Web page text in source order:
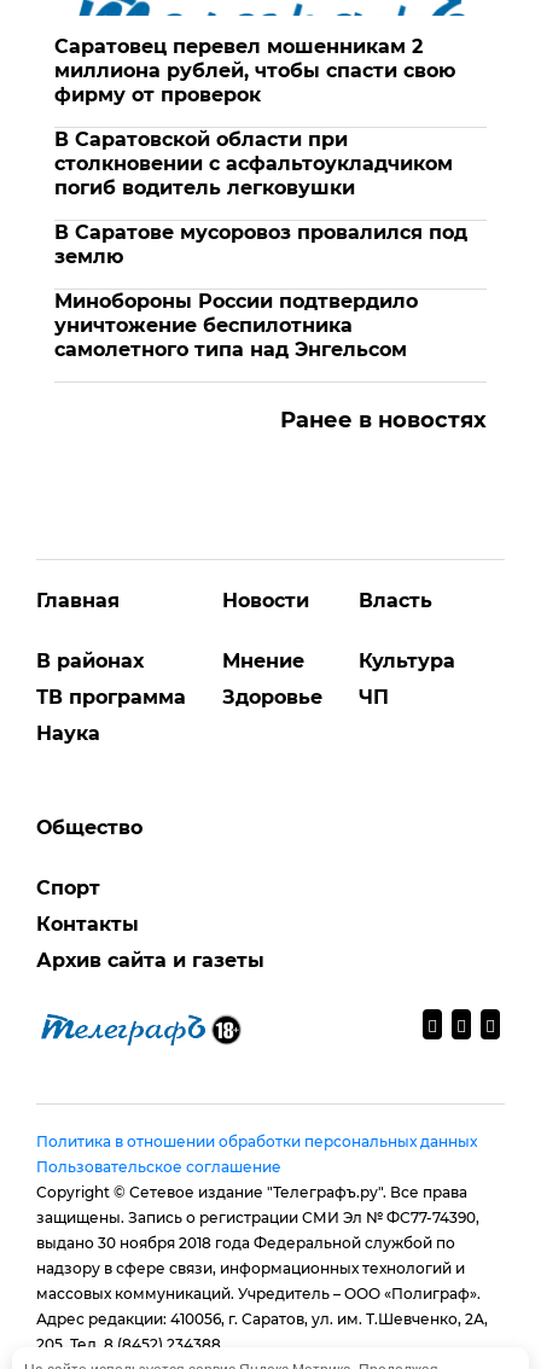
Саратовец перевел мошенникам 2
миллиона рублей, чтобы спасти свою
фирму от проверок
В Саратовской области при
столкновении с асфальтоукладчиком
погиб водитель легковушки
В Саратове мусоровоз провалился под
землю
Минобороны России подтвердило
уничтожение беспилотника
самолетного типа над Энгельсом
Ранее в новостях
Главная
В районах
ТВ программа
Наука
Новости
Мнение
Здоровье
Власть
Культура
ЧП
Общество
Спорт
Контакты
Архив сайта и газеты
Политика в отношении обработки персональных данных
Пользовательское соглашение
Copyright © Сетевое издание "Телеграфъ.ру". Все права
защищены. Запись о регистрации СМИ Эл № ФС77-74390,
выдано 30 ноября 2018 года Федеральной службой по
надзору в сфере связи, информационных технологий и
массовых коммуникаций. Учредитель – ООО «Полиграф».
Адрес редакции: 410056, г. Саратов, ул. им. Т.Шевченко, 2А,
205. Тел. 8 (8452) 234388.